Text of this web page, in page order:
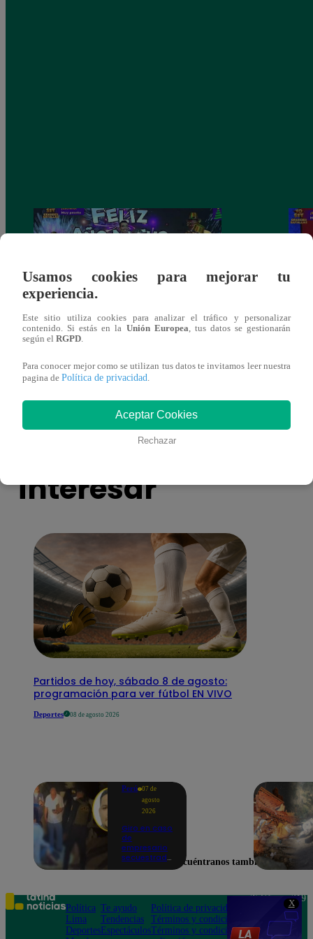
X
Josimar armó una tremenda fiesta de año
También te puede
interesar
Partidos de hoy, sábado 8 de agosto:
programación para ver fútbol EN VIVO
Deportes 08 de agosto 2026
Perú 07 de
agosto
2026
Giro en caso
de
empresario
secuestrado
cuentas
Usamos cookies para mejorar tu
experiencia.
Este sitio utiliza cookies para analizar el tráfico y personalizar
contenido. Si estás en la Unión Europea , tus datos se gestionarán
según el RGPD
Para conocer mejor como se utilizan tus datos te invitamos leer nuestra
pagina de Política de privacidad
Aceptar Cookies
Rechazar
Encuéntranos también en
Política
Lima
Deportes
Te ayudo
Tendencias
Espectáculos
Política de privacidad
Términos y condiciones
Términos y condiciones
Teléfono: 219
Av. San
Felipe 968